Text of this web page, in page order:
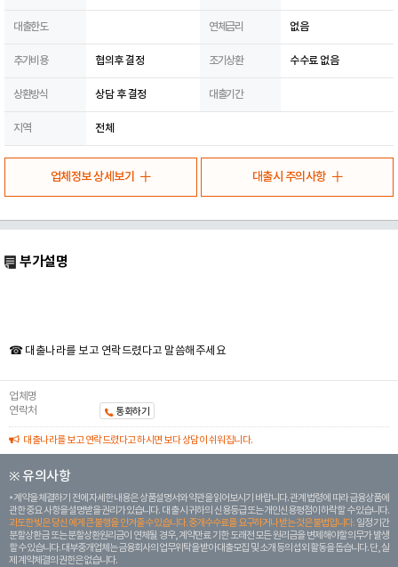
대출한도 연체금리 없음
추가비용 협의후 결정 조기상환 수수료 없음
상환방식 상담 후 결정 대출기간
지역 전체
업체정보 상세보기 대출시 주의사항
부가설명
☎ 대출나라를 보고 연락드렸다고 말씀해주세요
업체명
연락처
통화하기
대출나라를 보고 연락드렸다고 하시면 보다 상담이 쉬워집니다.
※ 유의사항
계약을 체결하기 전에 자세한 내용은 상품설명서와 약관을 읽어보시기 바랍니다. 관계 법령에 따라 금융상품에
관한 중요 사항을 설명받을 권리가 있습니다. 대 출 시 귀하의 신용등급 또는 개인신용평점이 하락할 수 있습니다.
과도한 빚은 당신 에게 큰 불행을 안겨줄 수 있습니다. 중개수수료를 요구하거나 받는 것은 불법입니다. 일정 기간
분할상환금 또는 분할상환원리금이 연체될 경우, 계약만료 기한 도래전 모든 원리금을 변제해야할 의무가 발생
할 수 있습니다. 대부중개업체는 금융회사의 업무위탁을 받아 대출모집 및 소개 등의 섭외 활동을 돕습니다. 단, 실
제 계약체결의 권한은 없습니다.